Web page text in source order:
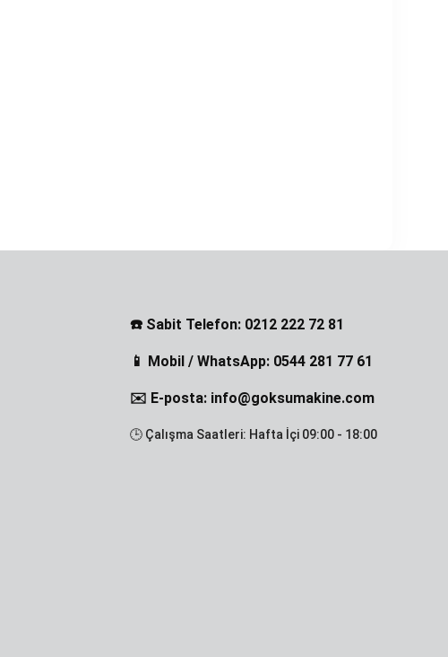
☎️ Sabit Telefon: 0212 222 72 81
📱 Mobil / WhatsApp: 0544 281 77 61
✉️ E-posta: info@goksumakine.com
🕒 Çalışma Saatleri: Hafta İçi 09:00 - 18:00